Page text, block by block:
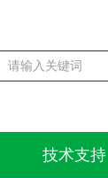
技术支持